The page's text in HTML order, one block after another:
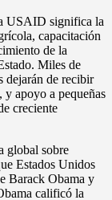
USAID significa la
capacitación
de la
Miles de
dejarán de recibir
y apoyo a pequeñas
creciente
global sobre
Estados Unidos
Barack Obama y
calificó la